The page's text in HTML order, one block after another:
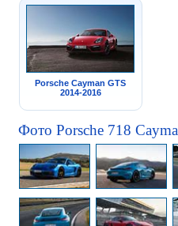
Porsche Cayman GTS
2014-2016
Фото Porsche 718